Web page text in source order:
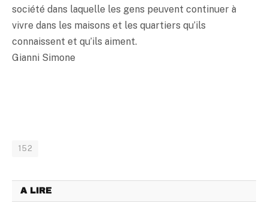
société dans laquelle les gens peuvent continuer à
vivre dans les maisons et les quartiers qu’ils
connaissent et qu’ils aiment.
Gianni Simone
152
A LIRE